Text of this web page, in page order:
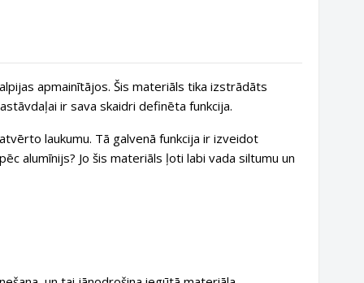
apmainītājos. Šis materiāls tika izstrādāts
ir sava skaidri definēta funkcija.
laukumu. Tā galvenā funkcija ir izveidot
alumīnijs? Jo šis materiāls ļoti labi vada siltumu un